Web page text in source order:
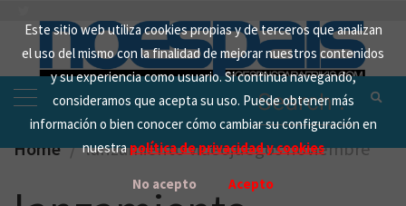
Este sitio web utiliza cookies propias y de terceros que analizan
el uso del mismo con la finalidad de mejorar nuestros contenidos
y su experiencia como usuario. Si continua navegando,
consideramos que acepta su uso. Puede obtener más
información o bien conocer cómo cambiar su configuración en
nuestrapolítica de privacidad y cookies
No acepto Acepto
content
Search
for:
Home lanzamiento videojuegos noviembre